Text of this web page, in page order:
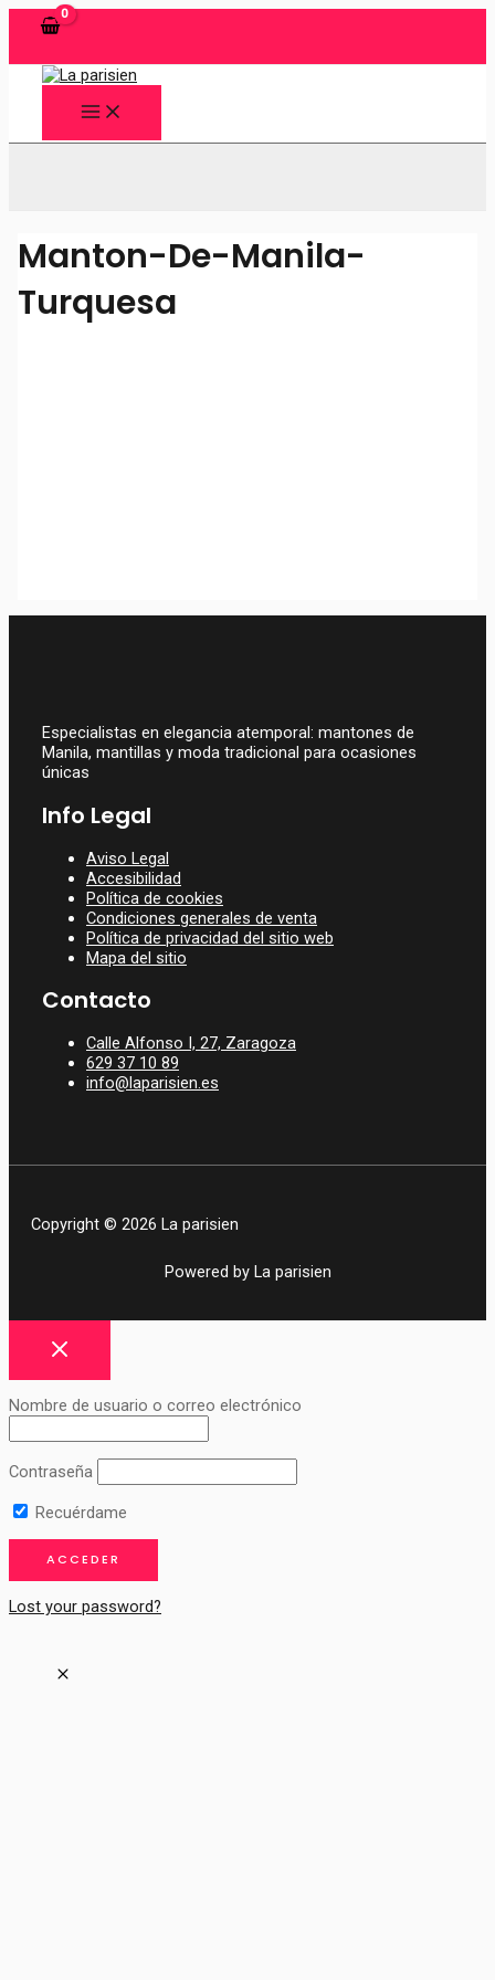
MAIN
MENU
Manton-De-Manila-
Turquesa
Turquesa 132×132 Cm + 60
Especialistas en elegancia atemporal: mantones de
Manila, mantillas y moda tradicional para ocasiones
únicas
Info Legal
Aviso Legal
Accesibilidad
Política de cookies
Condiciones generales de venta
Política de privacidad del sitio web
Mapa del sitio
Contacto
Calle Alfonso I, 27, Zaragoza
629 37 10 89
info@laparisien.es
Copyright © 2026 La parisien
Powered by La parisien
Nombre de usuario o correo electrónico
Contraseña
Recuérdame
Lost your password?